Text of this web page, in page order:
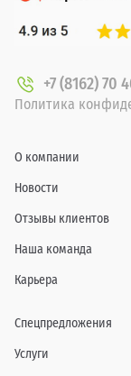
+7 (8162) 70
Политика
О компании
Новости
Отзывы клиентов
Наша команда
Карьера
Спецпредложения
Услуги